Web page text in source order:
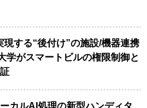
現する“後付け”の施設/機器連携
学がスマートビルの権限制御と
カルAI処理の新型ハンディタ